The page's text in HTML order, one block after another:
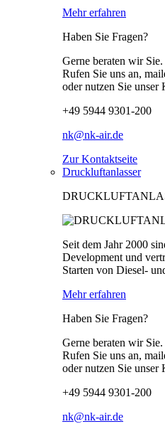
Mehr erfahren
Haben Sie Fragen?
Gerne beraten wir Sie.
Rufen Sie uns an,
oder nutzen Sie unser
+49 5944 9301-200
nk@nk-air.de
Zur Kontaktseite
Druckluftanlasser
Seit dem Jahr 2000
Development und
Starten von Diesel-
Mehr erfahren
Haben Sie Fragen?
Gerne beraten wir Sie.
Rufen Sie uns an,
oder nutzen Sie unser
+49 5944 9301-200
nk@nk-air.de